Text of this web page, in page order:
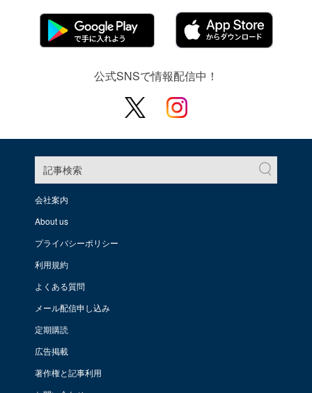
公式SNSで情報配信中！
記事検索
会社案内
About us
プライバシーポリシー
利用規約
よくある質問
メール配信申し込み
定期購読
広告掲載
著作権と記事利用